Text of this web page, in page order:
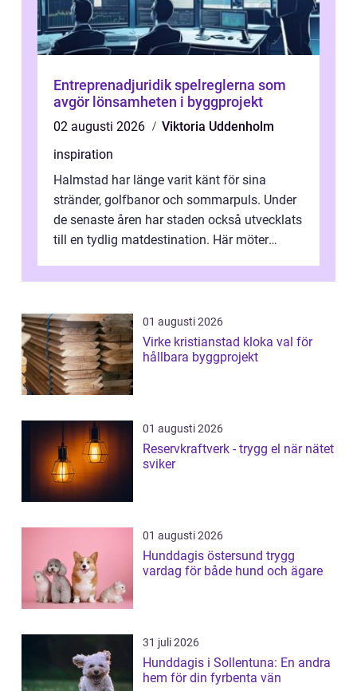
Entreprenadjuridik spelreglerna som
avgör lönsamheten i byggprojekt
02 augusti 2026
Viktoria Uddenholm
inspiration
Halmstad har länge varit känt för sina
stränder, golfbanor och sommarpuls. Under
de senaste åren har staden också utvecklats
till en tydlig matdestination. Här möter
01 augusti 2026
Virke kristianstad kloka val för
hållbara byggprojekt
01 augusti 2026
Reservkraftverk - trygg el när nätet
sviker
01 augusti 2026
Hunddagis östersund trygg
vardag för både hund och ägare
31 juli 2026
Hunddagis i Sollentuna: En andra
hem för din fyrbenta vän